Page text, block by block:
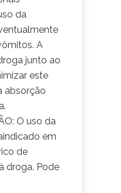
da
A
junto ao
este
absorção
O uso da
em
de
droga. Pode